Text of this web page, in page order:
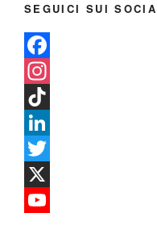
SEGUICI SUI
F
a
c
e
b
o
n
s
a
T
k
T
L
n
T
w
X